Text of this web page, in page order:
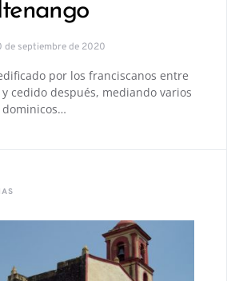
de septiembre de 2020
por los franciscanos entre
y cedido después, mediando varios